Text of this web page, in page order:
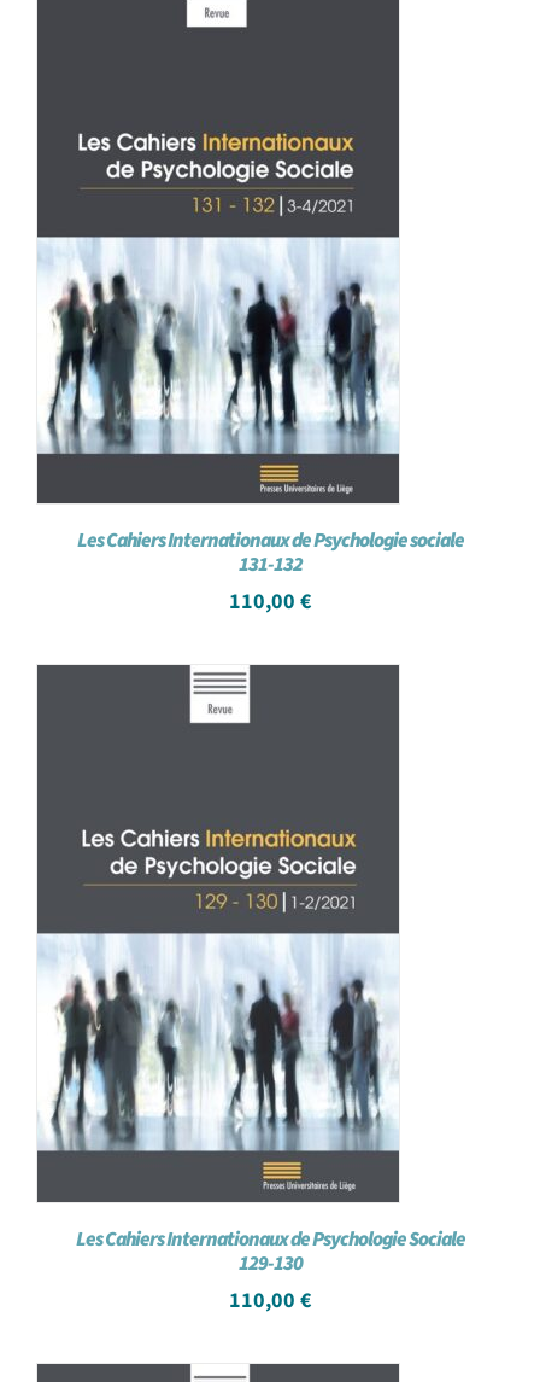
Les Cahiers Internationaux de Psychologie sociale
131-132
110,00 €
Les Cahiers Internationaux de Psychologie Sociale
129-130
110,00 €